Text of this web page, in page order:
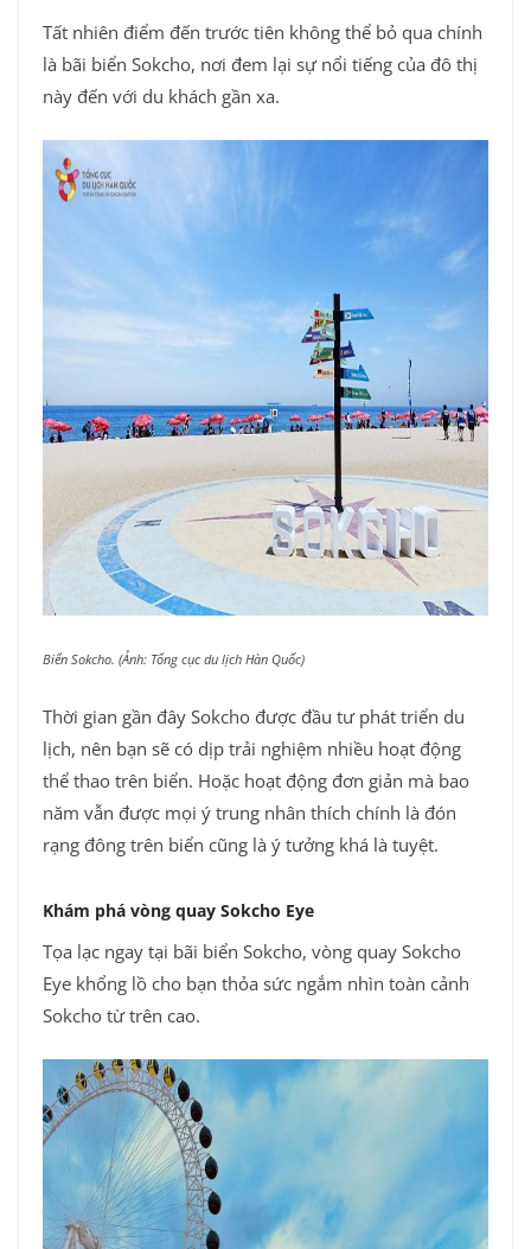
Tất nhiên điểm đến trước tiên không thể bỏ qua chính
là bãi biển Sokcho, nơi đem lại sự nổi tiếng của đô thị
này đến với du khách gần xa.
Biển Sokcho. (Ảnh: Tổng cục du lịch Hàn Quốc)
Thời gian gần đây Sokcho được đầu tư phát triển du
lịch, nên bạn sẽ có dịp trải nghiệm nhiều hoạt động
thể thao trên biển. Hoặc hoạt động đơn giản mà bao
năm vẫn được mọi ý trung nhân thích chính là đón
rạng đông trên biển cũng là ý tưởng khá là tuyệt.
Khám phá vòng quay Sokcho Eye
Tọa lạc ngay tại bãi biển Sokcho, vòng quay Sokcho
Eye khổng lồ cho bạn thỏa sức ngắm nhìn toàn cảnh
Sokcho từ trên cao.